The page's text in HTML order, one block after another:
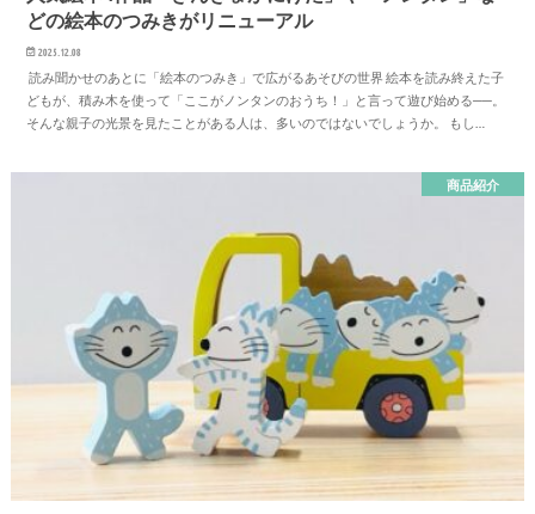
どの絵本のつみきがリニューアル
2025.12.08
読み聞かせのあとに「絵本のつみき」で広がるあそびの世界 絵本を読み終えた子
どもが、積み木を使って「ここがノンタンのおうち！」と言って遊び始める──。
そんな親子の光景を見たことがある人は、多いのではないでしょうか。 もし…
商品紹介